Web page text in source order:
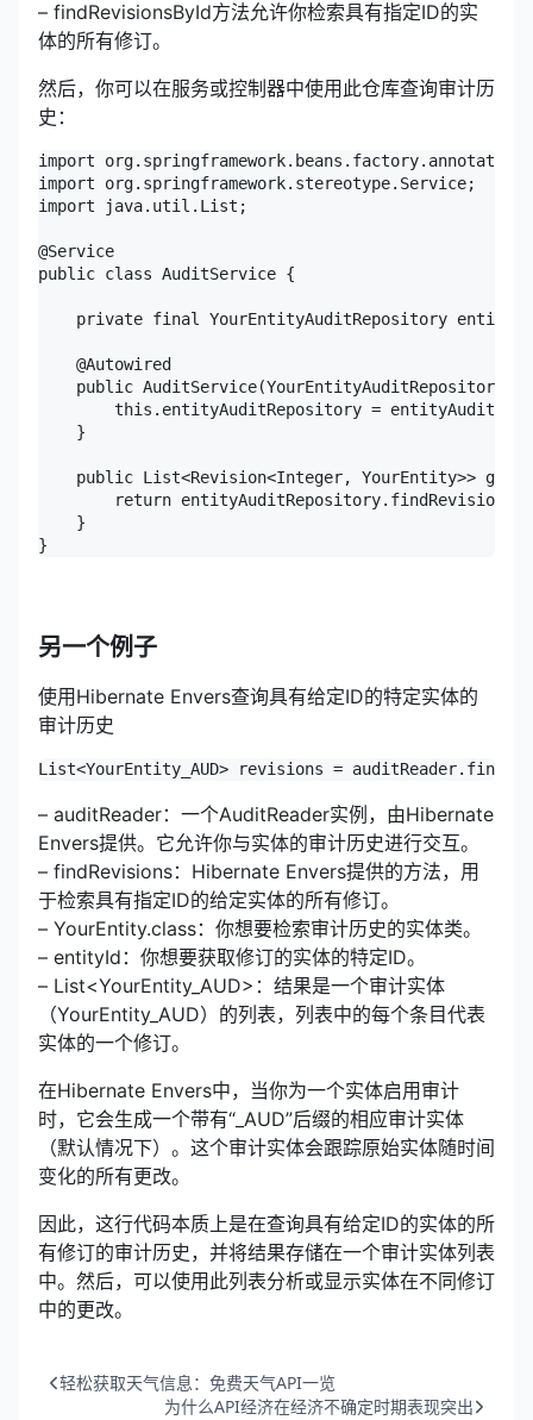
– findRevisionsById方法允许你检索具有指定ID的实
体的所有修订。
然后，你可以在服务或控制器中使用此仓库查询审计历
史：
import
import org.springframework.stereotype.Service;
import java.util.List;
@Service
public class AuditService {
private final YourEntityAuditRepository
    @Autowired
public AuditService(YourEntityAuditRepository
this.entityAuditRepository =
    }
public List<Revision<Integer, YourEntity>>
return
    }
}
另一个例子
使用Hibernate Envers查询具有给定ID的特定实体的
审计历史
List<YourEntity_AUD> revisions =
– auditReader：一个AuditReader实例，由Hibernate
Envers提供。它允许你与实体的审计历史进行交互。
– findRevisions：Hibernate Envers提供的方法，用
于检索具有指定ID的给定实体的所有修订。
– YourEntity.class：你想要检索审计历史的实体类。
– entityId：你想要获取修订的实体的特定ID。
– List<YourEntity_AUD>：结果是一个审计实体
（YourEntity_AUD）的列表，列表中的每个条目代表
实体的一个修订。
在Hibernate Envers中，当你为一个实体启用审计
时，它会生成一个带有“_AUD”后缀的相应审计实体
（默认情况下）。这个审计实体会跟踪原始实体随时间
变化的所有更改。
因此，这行代码本质上是在查询具有给定ID的实体的所
有修订的审计历史，并将结果存储在一个审计实体列表
中。然后，可以使用此列表分析或显示实体在不同修订
中的更改。
轻松获取天气信息：免费天气API一览
为什么API经济在经济不确定时期表现突出